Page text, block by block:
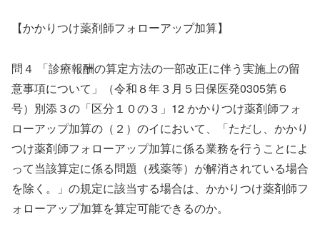
【かかりつけ薬剤師フォローアップ加算】
問４ 「診療報酬の算定方法の一部改正に伴う実施上の留
意事項について」（令和８年３月５日保医発0305第６
号）別添３の「区分１０の３」12 かかりつけ薬剤師フォ
ローアップ加算の（２）のイにおいて、「ただし、かかり
つけ薬剤師フォローアップ加算に係る業務を行うことによ
って当該算定に係る問題（残薬等）が解消されている場合
を除く。」の規定に該当する場合は、かかりつけ薬剤師フ
ォローアップ加算を算定可能できるのか。